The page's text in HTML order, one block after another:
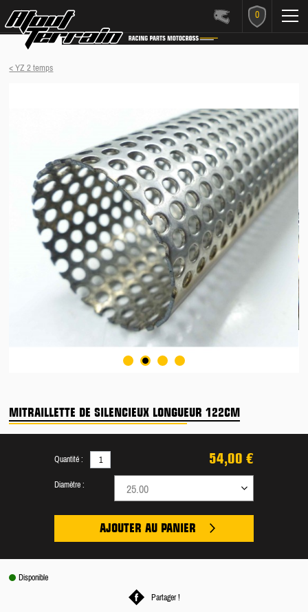
0
< YZ 2 temps
MITRAILLETTE DE SILENCIEUX LONGUEUR 122CM
54,00 €
Quantité :
Diamètre : 25.00
AJOUTER AU PANIER
Disponible
Partager !